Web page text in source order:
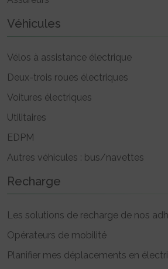
Véhicules
Vélos à assistance électrique
Deux-trois roues électriques
Voitures électriques
Utilitaires
EDPM
Autres véhicules : bus/navettes
Recharge
Les solutions de recharge de nos
Opérateurs de mobilité
Planifier mes déplacements en